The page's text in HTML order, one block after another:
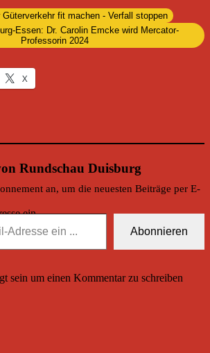
Güterverkehr fit machen - Verfall stoppen
Essen: Dr. Carolin Emcke wird Mercator-
Professorin 2024
X
Rundschau Duisburg
an, um die neuesten Beiträge per E-
ein ...
Abonnieren
sein um einen Kommentar zu schreiben